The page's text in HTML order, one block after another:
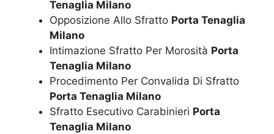
Tenaglia Milano
Opposizione Allo Sfratto Porta Tenaglia
Milano
Intimazione Sfratto Per Morosità Porta
Tenaglia Milano
Procedimento Per Convalida Di Sfratto
Porta Tenaglia Milano
Sfratto Esecutivo Carabinieri Porta
Tenaglia Milano